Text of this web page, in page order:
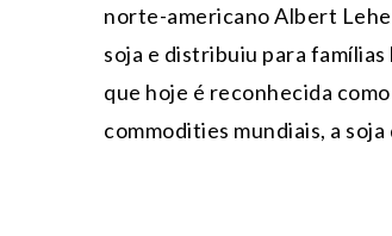
norte-americano Albert
soja e distribuiu para
que hoje é reconhecida
commodities mundiais, a